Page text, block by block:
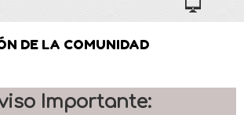
DE LA COMUNIDAD
Importante: